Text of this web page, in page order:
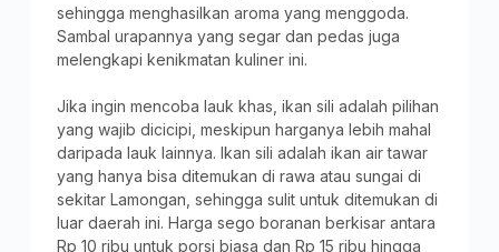
sehingga menghasilkan aroma yang menggoda.
Sambal urapannya yang segar dan pedas juga
melengkapi kenikmatan kuliner ini.
Jika ingin mencoba lauk khas, ikan sili adalah pilihan
yang wajib dicicipi, meskipun harganya lebih mahal
daripada lauk lainnya. Ikan sili adalah ikan air tawar
yang hanya bisa ditemukan di rawa atau sungai di
sekitar Lamongan, sehingga sulit untuk ditemukan di
luar daerah ini. Harga sego boranan berkisar antara
Rp 10 ribu untuk porsi biasa dan Rp 15 ribu hingga